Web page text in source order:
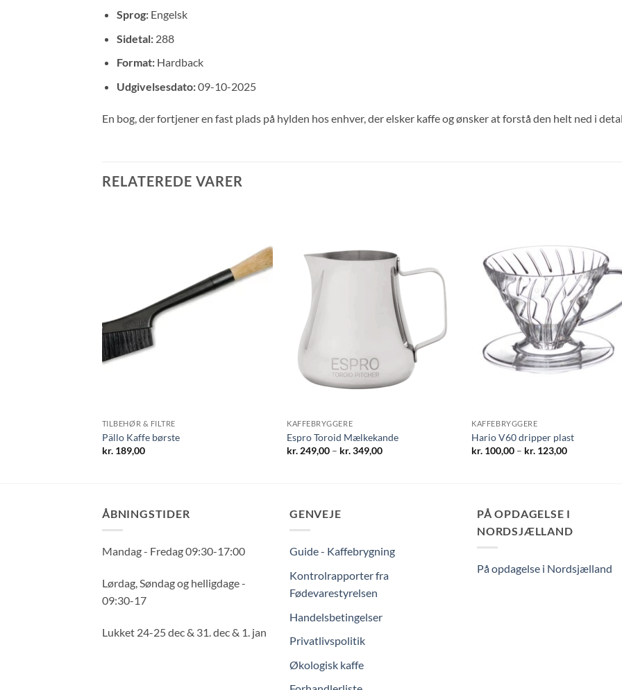
Sprog:Engelsk
Sidetal:288
Format:Hardback
Udgivelsesdato:09-10-2025
En bog, der fortjener en fast plads på hylden hos enhver, der elsker kaffe og ønsker at forstå den helt ned i
RELATEREDE VARER
TILBEHØR & FILTRE
Pällo Kaffe børste
kr.189,00
KAFFEBRYGGERE
Espro Toroid Mælkekande
kr. 249,00 – kr.349,00Prisinterval:
KAFFEBRYGGERE
Hario V60 dripper plast
kr. 100,00 – kr. 123,00Prisinterval:
ÅBNINGSTIDER
Mandag - Fredag 09:30-17:00
Lørdag, Søndag og helligdage -
09:30-17
Lukket 24-25 dec & 31. dec & 1. jan
GENVEJE
Guide - Kaffebrygning
Kontrolrapporter fra
Fødevarestyrelsen
Handelsbetingelser
Privatlivspolitik
Økologisk kaffe
PÅ OPDAGELSE I
NORDSJÆLLAND
På opdagelse i Nordsjælland